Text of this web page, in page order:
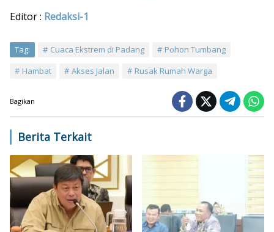
Editor : Redaksi-1
Tag: Cuaca Ekstrem di Padang
Pohon Tumbang
Hambat
Akses Jalan Rusak Rumah Warga
Bagikan
Berita Terkait